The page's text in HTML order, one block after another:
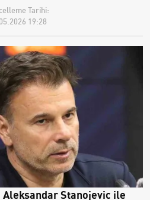
Tarihi:
19:28
Stanojevic ile